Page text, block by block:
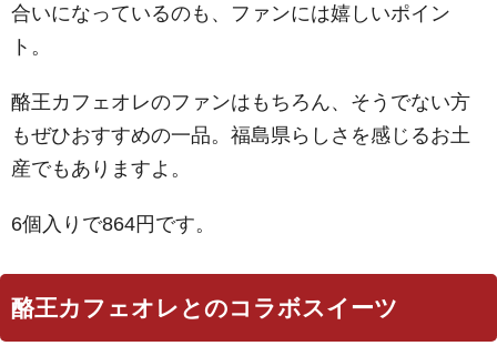
合いになっているのも、ファンには嬉しいポイン
ト。
酪王カフェオレのファンはもちろん、そうでない方
もぜひおすすめの一品。福島県らしさを感じるお土
産でもありますよ。
6個入りで864円です。
酪王カフェオレとのコラボスイーツ